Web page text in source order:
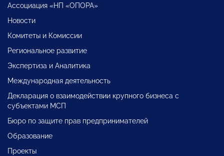
Ассоциация «НП «ОПОРА»
Новости
Комитеты и Комиссии
Региональное развитие
Экспертиза и Аналитика
Международная деятельность
Декларация о взаимодействии крупного бизнеса с
субъектами МСП
Бюро по защите прав предпринимателей
Образование
Проекты